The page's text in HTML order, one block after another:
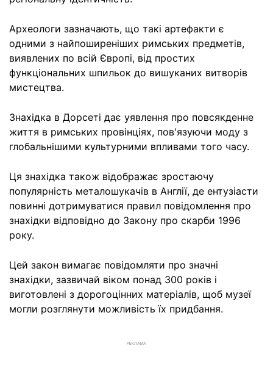
Археологи зазначають, що такі артефакти є
одними з найпоширеніших римських предметів,
виявлених по всій Європі, від простих
функціональних шпильок до вишуканих витворів
мистецтва.
Знахідка в Дорсеті дає уявлення про повсякденне
життя в римських провінціях, пов'язуючи моду з
глобальнішими культурними впливами того часу.
Ця знахідка також відображає зростаючу
популярність металошукачів в Англії, де ентузіасти
повинні дотримуватися правил повідомлення про
знахідки відповідно до Закону про скарби 1996
року.
Цей закон вимагає повідомляти про значні
знахідки, зазвичай віком понад 300 років і
виготовлені з дорогоцінних матеріалів, щоб музеї
могли розглянути можливість їх придбання.
РЕКЛАМА